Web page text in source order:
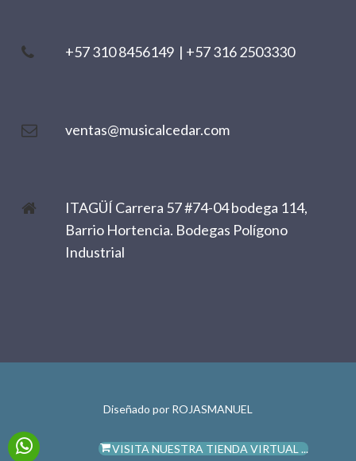
+57 310 8456149 | +57 316 2503330
ventas@musicalcedar.com
ITAGÜÍ Carrera 57 #74-04 bodega 114,
Barrio Hortencia. Bodegas Polígono
Industrial
Diseñado por ROJASMANUEL
VISITA NUESTRA TIENDA VIRTUAL ...